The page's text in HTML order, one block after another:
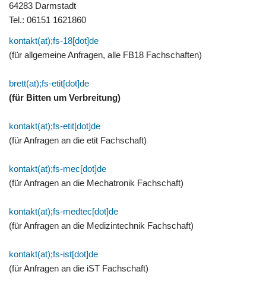
64283 Darmstadt
Tel.: 06151 1621860
kontakt(at);fs-18[dot]de
(für allgemeine Anfragen, alle FB18 Fachschaften)
brett(at);fs-etit[dot]de
(für Bitten um Verbreitung)
kontakt(at);fs-etit[dot]de
(für Anfragen an die etit Fachschaft)
kontakt(at);fs-mec[dot]de
(für Anfragen an die Mechatronik Fachschaft)
kontakt(at);fs-medtec[dot]de
(für Anfragen an die Medizintechnik Fachschaft)
kontakt(at);fs-ist[dot]de
(für Anfragen an die iST Fachschaft)